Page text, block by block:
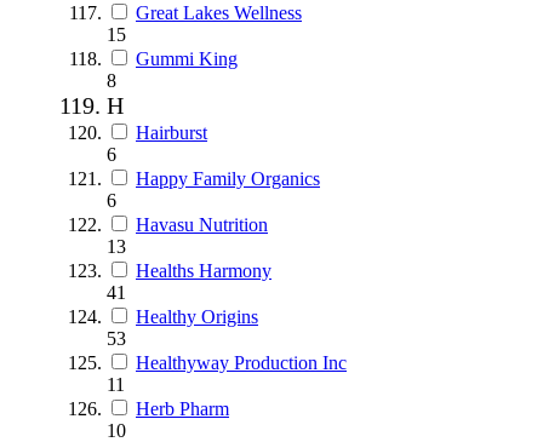
Great Lakes Wellness
15
Gummi King
8
H
Hairburst
6
Happy Family Organics
6
Havasu Nutrition
13
Healths Harmony
41
Healthy Origins
53
Healthyway Production Inc
11
Herb Pharm
10